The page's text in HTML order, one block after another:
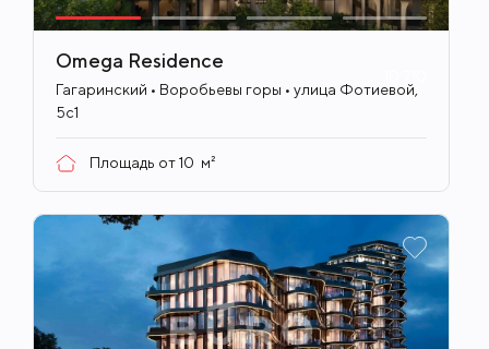
Omega Residence
Гагаринский • Воробьевы горы • улица Фотиевой,
5с1
Площадь от10 м²